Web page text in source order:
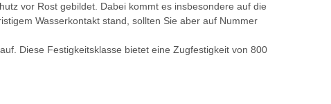
vor Rost gebildet. Dabei kommt es insbesondere auf die
Wasserkontakt stand, sollten Sie aber auf Nummer
Diese Festigkeitsklasse bietet eine Zugfestigkeit von 800